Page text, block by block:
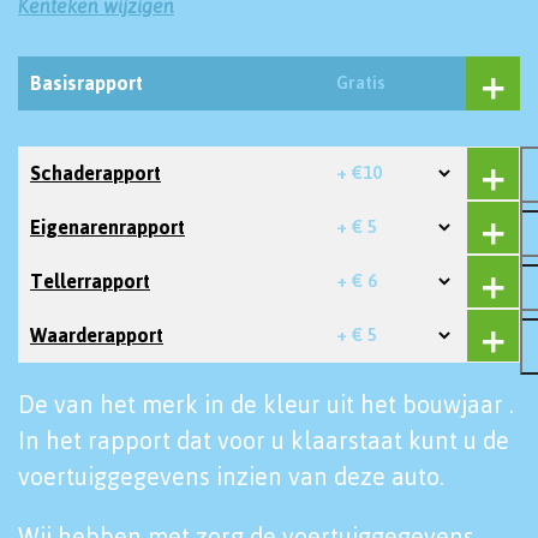
Kenteken wijzigen
Basisrapport Gratis
Schaderapport + €10
Eigenarenrapport + € 5
Tellerrapport + € 6
Waarderapport + € 5
De van het merk in de kleur uit het bouwjaar .
In het rapport dat voor u klaarstaat kunt u de
voertuiggegevens inzien van deze auto.